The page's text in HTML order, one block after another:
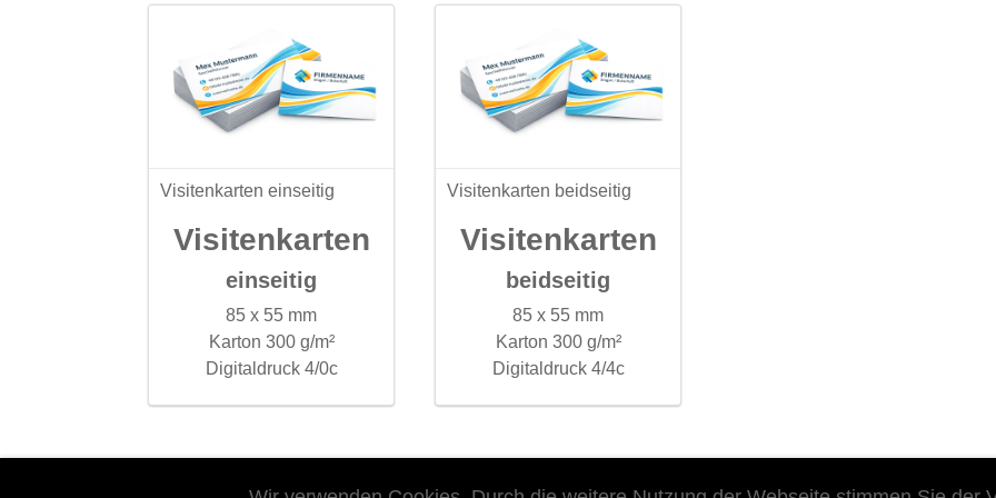
Visitenkarten einseitig
Visitenkarten
einseitig
85 x 55 mm
Karton 300 g/m²
Digitaldruck 4/0c
Visitenkarten beidseitig
Visitenkarten
beidseitig
85 x 55 mm
Karton 300 g/m²
Digitaldruck 4/4c